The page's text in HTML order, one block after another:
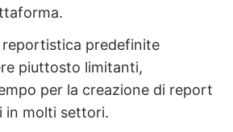
reportistica predefinite
piuttosto limitanti,
per la creazione di report
in molti settori.